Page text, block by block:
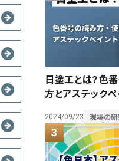
日塗工とは？色
方とアステック
2024/09/23 現場の